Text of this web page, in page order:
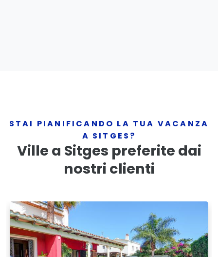
STAI PIANIFICANDO LA TUA VACANZA
A SITGES?
Ville a Sitges preferite dai
nostri clienti